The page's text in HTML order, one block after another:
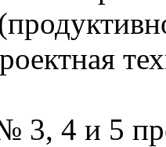
3, 4 и 5